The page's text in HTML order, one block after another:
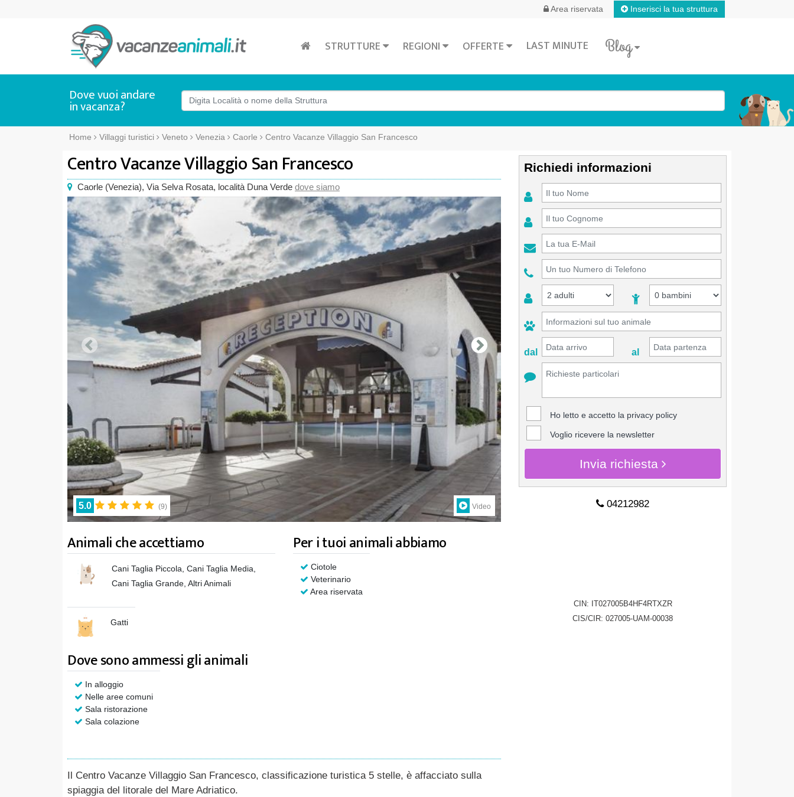
Area riservata Inserisci la tua struttura
STRUTTURE REGIONI OFFERTE LAST MINUTE Blog
Dove vuoi andare
in vacanza?
Home Villaggi turistici Veneto Venezia Caorle Centro Vacanze Villaggio San Francesco
Centro Vacanze Villaggio San Francesco
Caorle (Venezia), Via Selva Rosata, località Duna Verde dove siamo
5.0 (9) Video
Animali che accettiamo
Cani Taglia Piccola, Cani Taglia Media,
Cani Taglia Grande, Altri Animali
Gatti
Per i tuoi animali abbiamo
Ciotole
Veterinario
Area riservata
Dove sono ammessi gli animali
In alloggio
Nelle aree comuni
Sala ristorazione
Sala colazione
Il Centro Vacanze Villaggio San Francesco, classificazione turistica 5 stelle, è affacciato sulla
spiaggia del litorale del Mare Adriatico.
Richiedi informazioni
dal al
Ho letto e accetto la privacy policy
Voglio ricevere la newsletter
Invia richiesta
04212982
CIN: IT027005B4HF4RTXZR
CIS/CIR: 027005-UAM-00038